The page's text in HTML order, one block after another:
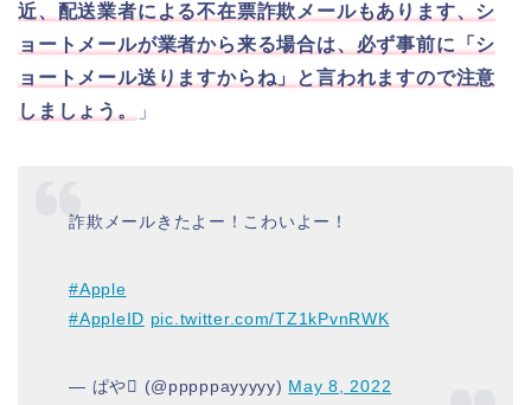
近、配送業者による不在票詐欺メールもあります、シ
ョートメールが業者から来る場合は、必ず事前に「シ
ョートメール送りますからね」と言われますので注意
しましょう。
」
詐欺メールきたよー！こわいよー！
#Apple
#AppleID pic.twitter.com/TZ1kPvnRWK
— ぱや (@pppppayyyyy) May 8, 2022